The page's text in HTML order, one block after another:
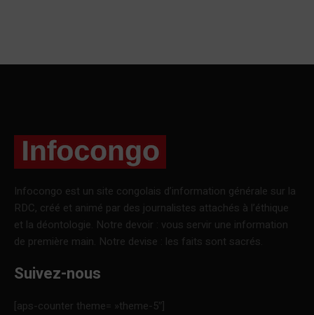
Infocongo est un site congolais d’information générale sur la
RDC, créé et animé par des journalistes attachés à l’éthique
et la déontologie. Notre devoir : vous servir une information
de première main. Notre devise : les faits sont sacrés.
Suivez-nous
[aps-counter theme= »theme-5″]